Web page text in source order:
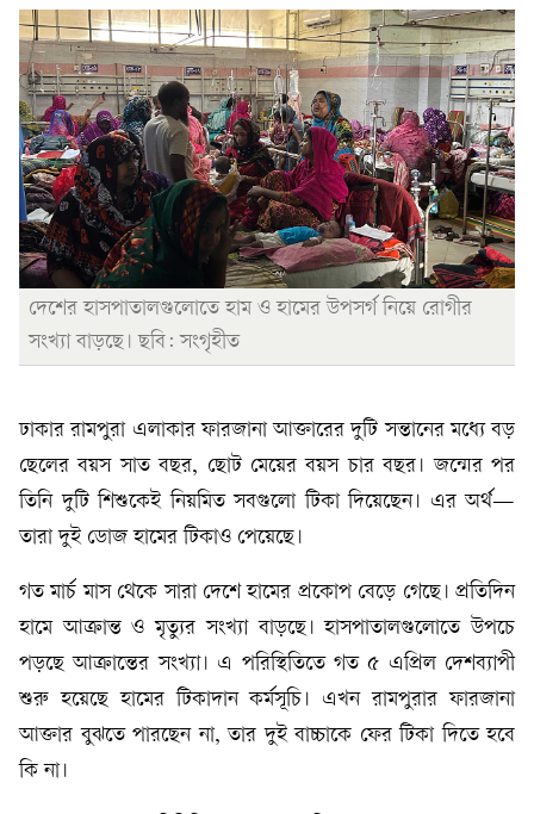
দেশের হাসপাতালগুলোতে হাম ও হামের উপসর্গ নিয়ে রোগীর
সংখ্যা বাড়ছে। ছবি: সংগৃহীত
ঢাকার রামপুরা এলাকার ফারজানা আক্তারের দুটি সন্তানের মধ্যে বড়
ছেলের বয়স সাত বছর, ছোট মেয়ের বয়স চার বছর। জন্মের পর
তিনি দুটি শিশুকেই নিয়মিত সবগুলো টিকা দিয়েছেন। এর অর্থ—
তারা দুই ডোজ হামের টিকাও পেয়েছে।
গত মার্চ মাস থেকে সারা দেশে হামের প্রকোপ বেড়ে গেছে। প্রতিদিন
হামে আক্রান্ত ও মৃত্যুর সংখ্যা বাড়ছে। হাসপাতালগুলোতে উপচে
পড়ছে আক্রান্তের সংখ্যা। এ পরিস্থিতিতে গত ৫ এপ্রিল দেশব্যাপী
শুরু হয়েছে হামের টিকাদান কর্মসূচি। এখন রামপুরার ফারজানা
আক্তার বুঝতে পারছেন না, তার দুই বাচ্চাকে ফের টিকা দিতে হবে
কি না।